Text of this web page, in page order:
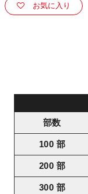
お気に入り
部数
100 部
200 部
300 部